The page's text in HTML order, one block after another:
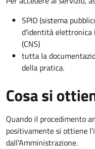
SPID (sistema
d’identità elettronica
(CNS)
tutta la
della pratica.
Cosa si
Quando il procedimento
positivamente si ottiene
dall'Amministrazione.